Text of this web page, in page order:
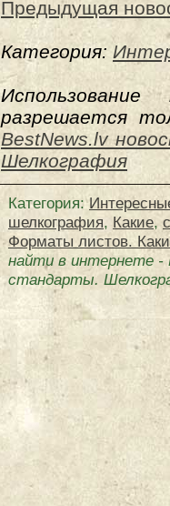
Предыдущая
Категория:
разрешается
BestNews.lv
Шелкография
Категория:
шелкография, Какие,
Форматы листов.
найти в интернете -
стандарты.